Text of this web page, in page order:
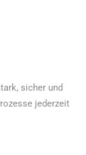
sicher und
jederzeit